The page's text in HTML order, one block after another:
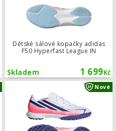
Dětské sálové kopačky adidas
F50 Hyperfast League IN
1 699Kč
Skladem
Dětské kopačky adidas F50 Nové